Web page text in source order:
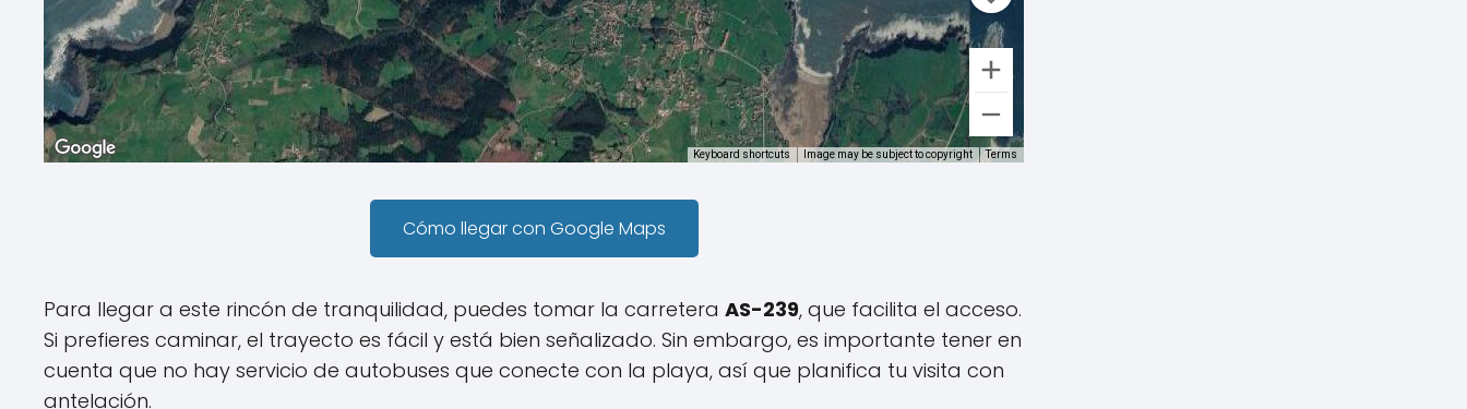
Keyboard shortcuts Image may be subject to copyright Terms
Cómo llegar con Google Maps
Para llegar a este rincón de tranquilidad, puedes tomar la carretera AS-239, que facilita el acceso.
Si prefieres caminar, el trayecto es fácil y está bien señalizado. Sin embargo, es importante tener en
cuenta que no hay servicio de autobuses que conecte con la playa, así que planifica tu visita con
antelación.